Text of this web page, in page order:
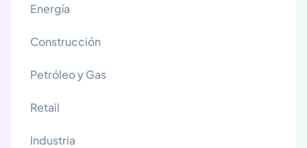
Energía
Construcción
Petróleo y Gas
Retail
Industria